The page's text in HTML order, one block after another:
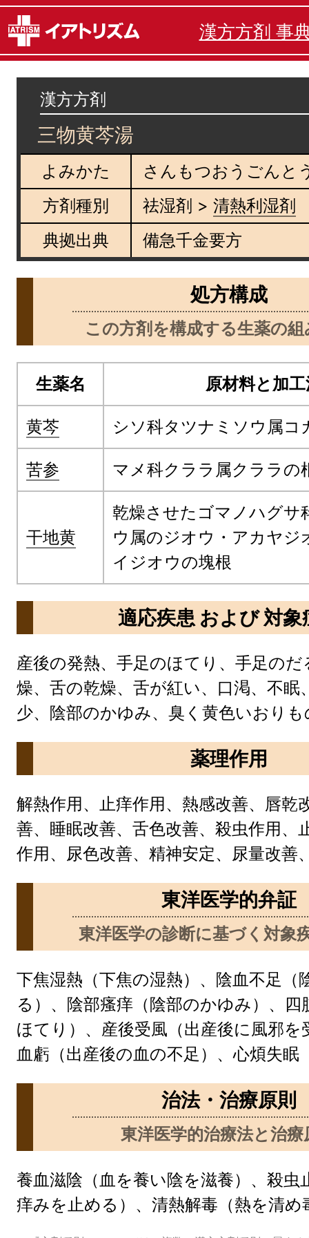
漢方方剤 事
漢方方剤
三物黄芩湯
よみかた
さんもつおうごんと
方剤種別
祛湿剤 > 清熱利湿剤
典拠出典
備急千金要方
処方構成
この方剤を構成する生薬の
生薬名 原材料と加
黄芩 シソ科タツナミソウ属コ
苦参 マメ科クララ属クララの
干地黄
乾燥させたゴマノハグサ
ウ属のジオウ・アカヤジ
イジオウの塊根
適応疾患 および 対象
産後の発熱、手足のほてり、手足の
燥、舌の乾燥、舌が紅い、口渇、不眠
少、陰部のかゆみ、臭く黄色いおり
薬理作用
解熱作用、止痒作用、熱感改善、唇乾
善、睡眠改善、舌色改善、殺虫作用、
作用、尿色改善、精神安定、尿量改善
東洋医学的弁証
東洋医学の診断に基づく対象
下焦湿熱（下焦の湿熱）、陰血不足（
る）、陰部瘙痒（陰部のかゆみ）、四
ほてり）、産後受風（出産後に風邪を
血虧（出産後の血の不足）、心煩失眠
治法・治療原則
東洋医学的治療法と治療
養血滋陰（血を養い陰を滋養）、殺虫
痒みを止める）、清熱解毒（熱を清め